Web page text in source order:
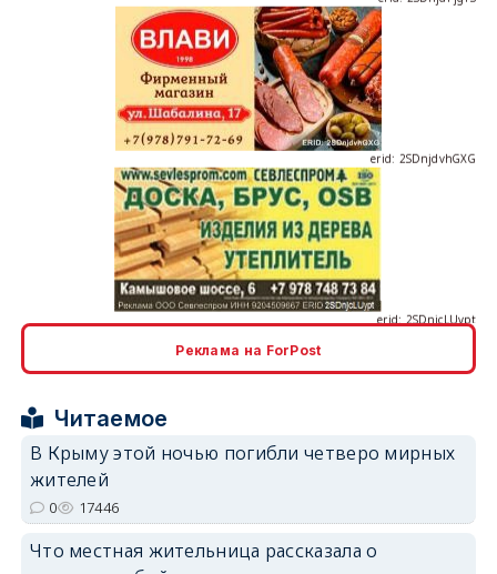
erid: 2SDnjdvhGXG
Реклама на ForPost
Читаемое
В Крыму этой ночью погибли четверо мирных
жителей
0 17446
Что местная жительница рассказала о